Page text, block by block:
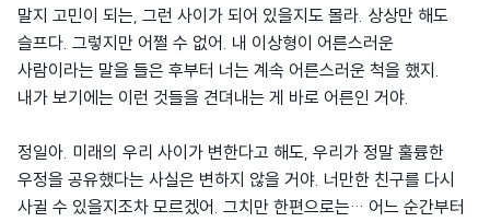
말지 고민이 되는, 그런 사이가 되어 있을지도 몰라. 상상만 해도
슬프다. 그렇지만 어쩔 수 없어. 내 이상형이 어른스러운
사람이라는 말을 들은 후부터 너는 계속 어른스러운 척을 했지.
내가 보기에는 이런 것들을 견뎌내는 게 바로 어른인 거야.
정일아. 미래의 우리 사이가 변한다고 해도, 우리가 정말 훌륭한
우정을 공유했다는 사실은 변하지 않을 거야. 너만한 친구를 다시
사귈 수 있을지조차 모르겠어. 그치만 한편으로는… 어느 순간부터